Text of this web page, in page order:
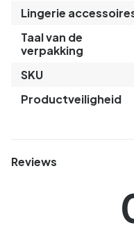
Lingerie
Taal van de
verpakking
SKU
Productveiligheid
Reviews